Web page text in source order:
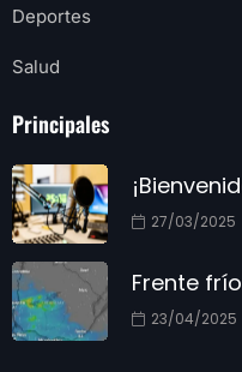
Deportes
Salud
Principales
27/03/2025
Frente
23/04/2025